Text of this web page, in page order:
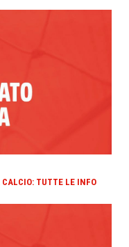
TUTTE LE INFO